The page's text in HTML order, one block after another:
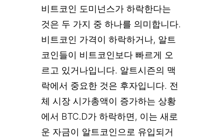
비트코인 도미넌스가 하락한다는
것은 두 가지 중 하나를 의미합니다.
비트코인 가격이 하락하거나, 알트
코인들이 비트코인보다 빠르게 오
르고 있거나입니다. 알트시즌의 맥
락에서 중요한 것은 후자입니다. 전
체 시장 시가총액이 증가하는 상황
에서 BTC.D가 하락하면, 이는 새로
운 자금이 알트코인으로 유입되거